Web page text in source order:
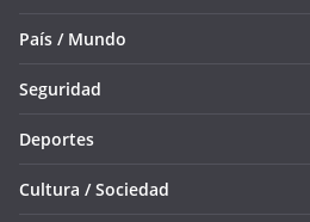
País / Mundo
Seguridad
Deportes
Cultura / Sociedad